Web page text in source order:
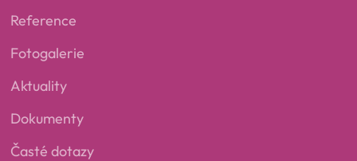
Reference
Fotogalerie
Aktuality
Dokumenty
Časté dotazy